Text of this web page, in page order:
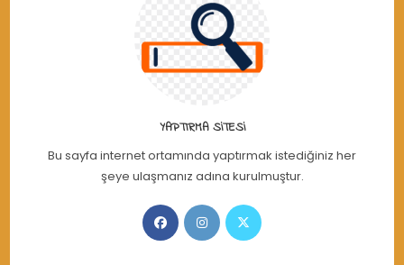
YAPTIRMA SITESI
Bu sayfa internet ortamında yaptırmak istediğiniz her
şeye ulaşmanız adına kurulmuştur.
Opens
in
Opens
in
Opens